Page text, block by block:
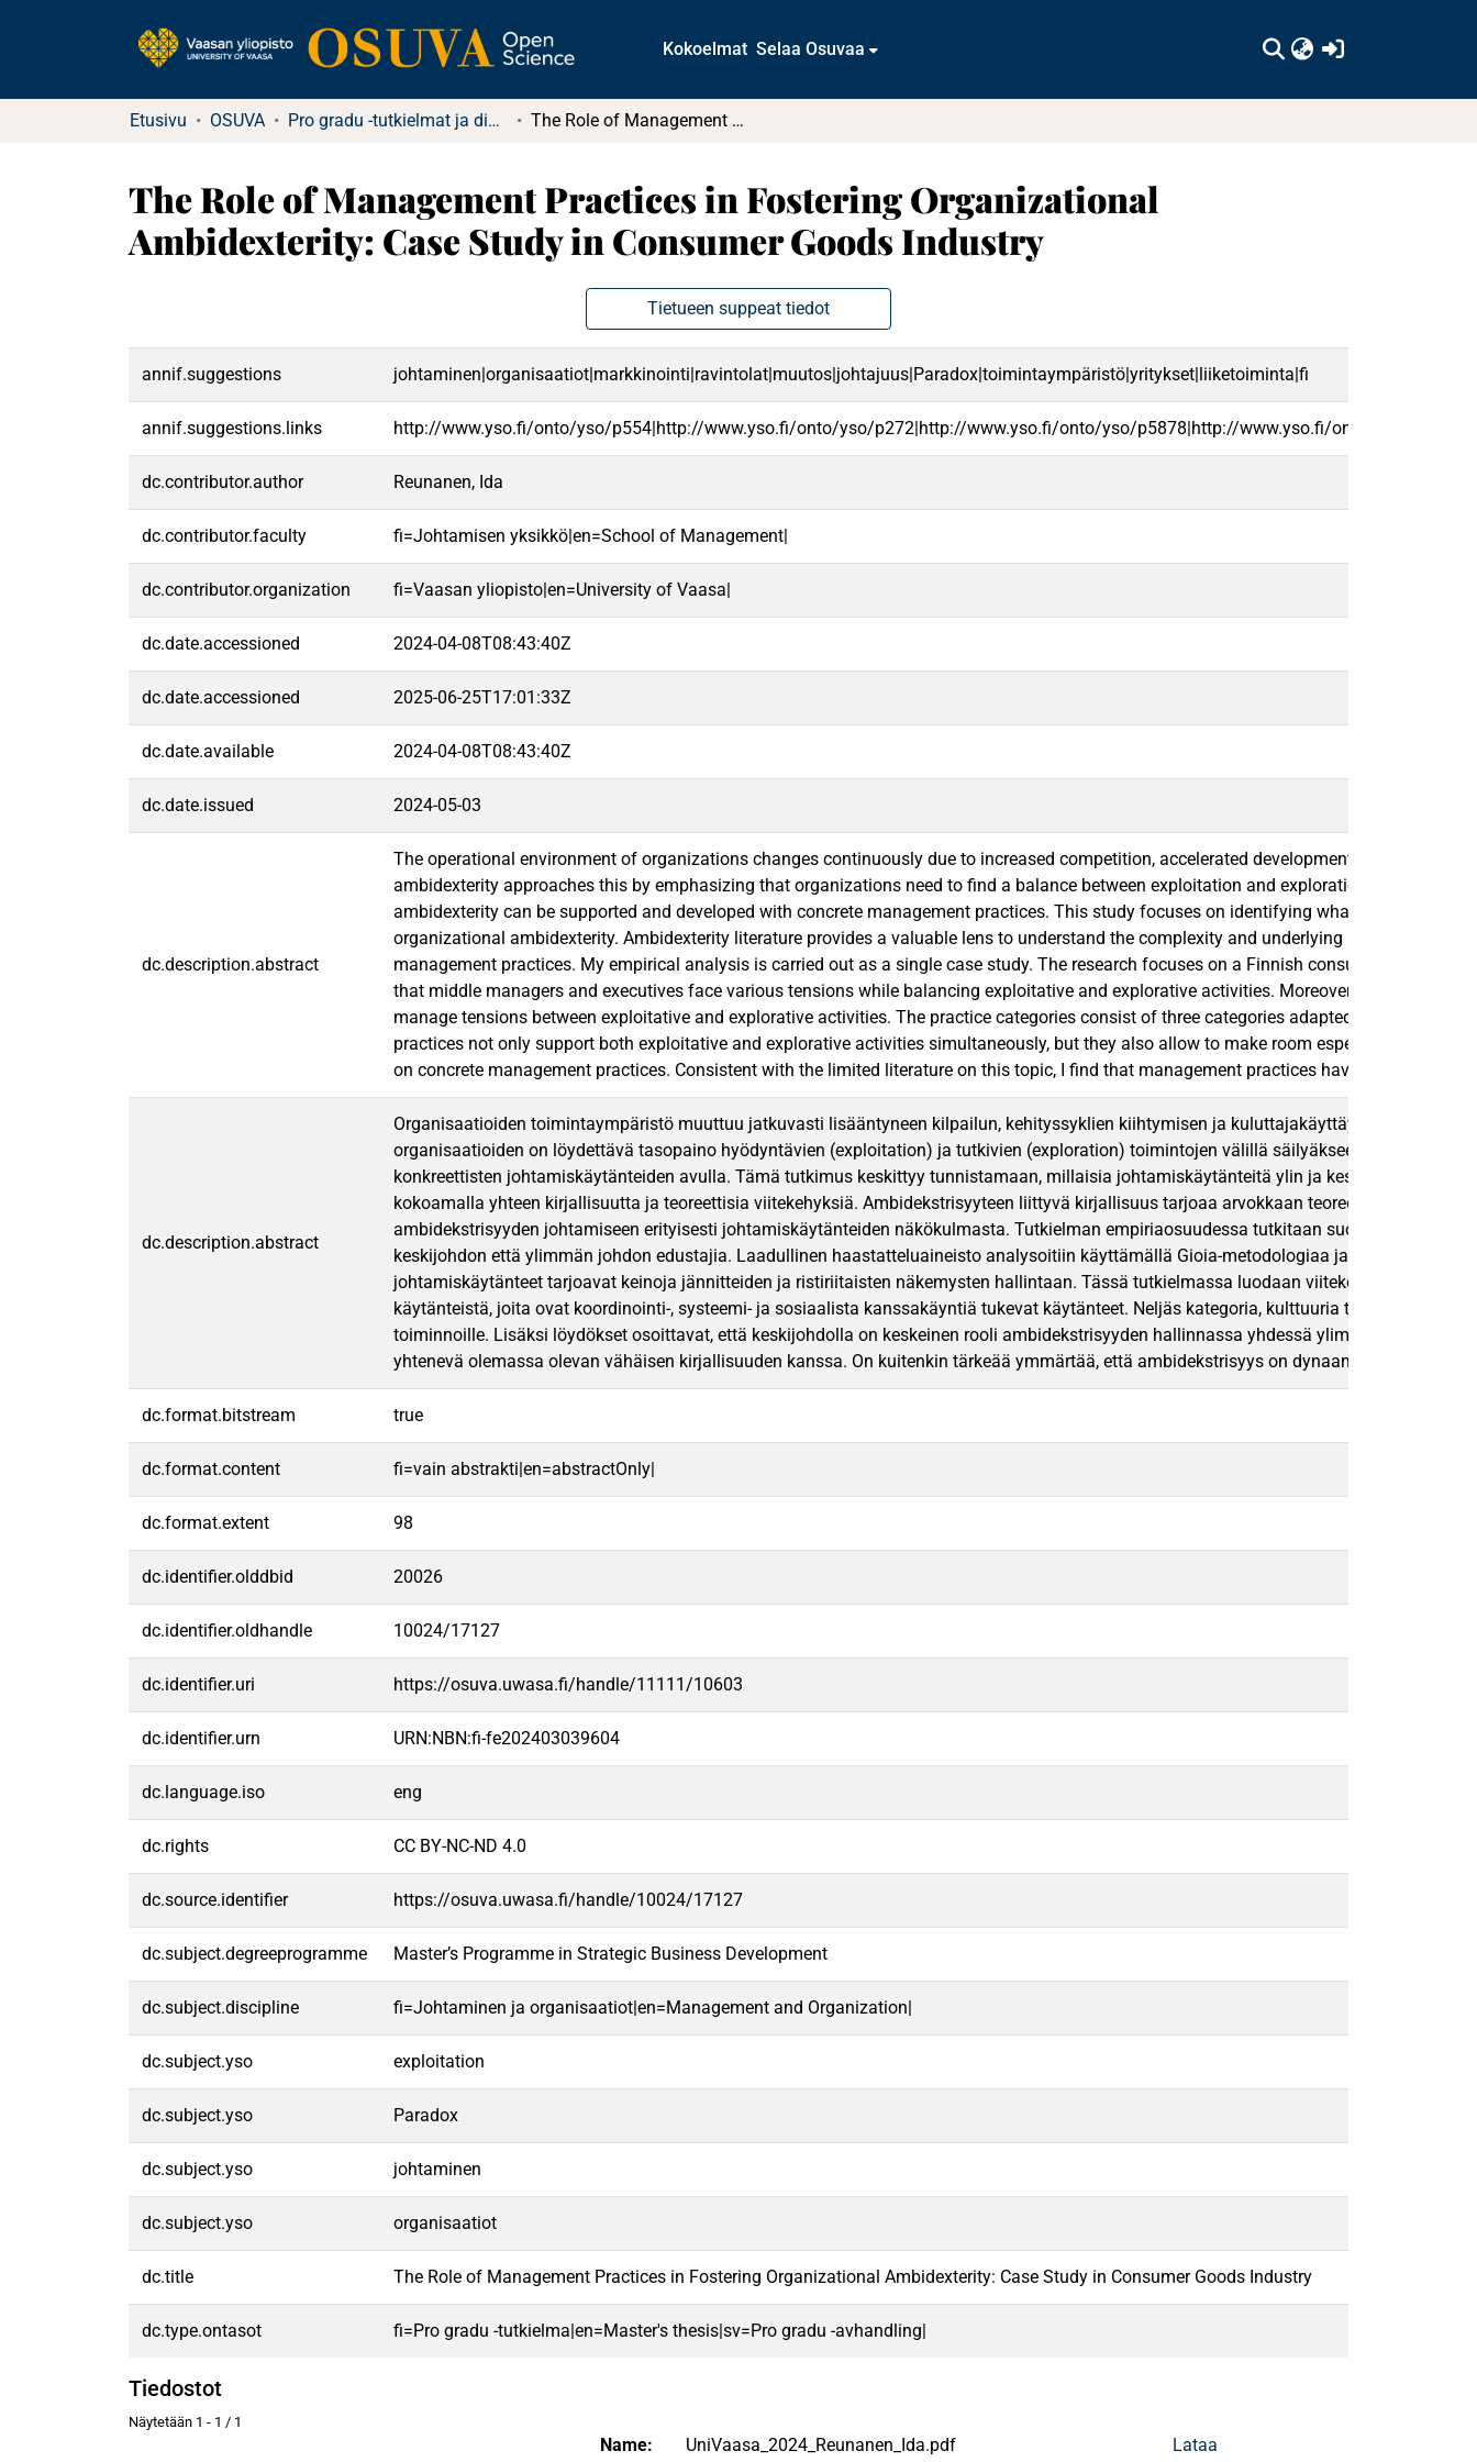
Kokoelmat Selaa Osuvaa
Etusivu OSUVA Pro gradu -tutkielmat ja diplomityöt The Role of Management Practices in Fostering Organizational Ambidexterity: Case Study in Consumer Goods Industry
The Role of Management Practices in Fostering Organizational
Ambidexterity: Case Study in Consumer Goods Industry
Tietueen suppeat tiedot
annif.suggestions johtaminen|organisaatiot|markkinointi|ravintolat|muutos|johtajuus|Paradox|toimintaympäristö|yritykset|liiketoiminta|fi
annif.suggestions.links http://www.yso.fi/onto/yso/p554|http://www.yso.fi/onto/yso/p272|http://www.yso.fi/onto/yso/p5878|http://www.yso.fi/onto/yso/
dc.contributor.author Reunanen, Ida
dc.contributor.faculty fi=Johtamisen yksikkö|en=School of Management|
dc.contributor.organization fi=Vaasan yliopisto|en=University of Vaasa|
dc.date.accessioned 2024-04-08T08:43:40Z
dc.date.accessioned 2025-06-25T17:01:33Z
dc.date.available 2024-04-08T08:43:40Z
dc.date.issued 2024-05-03
dc.description.abstract
The operational environment of organizations changes continuously due to increased competition, accelerated development cycles, and
ambidexterity approaches this by emphasizing that organizations need to find a balance between exploitation and exploration to
ambidexterity can be supported and developed with concrete management practices. This study focuses on identifying what types of
organizational ambidexterity. Ambidexterity literature provides a valuable lens to understand the complexity and underlying ideological
management practices. My empirical analysis is carried out as a single case study. The research focuses on a Finnish consumer goods
that middle managers and executives face various tensions while balancing exploitative and explorative activities. Moreover, I find that
manage tensions between exploitative and explorative activities. The practice categories consist of three categories adapted from
practices not only support both exploitative and explorative activities simultaneously, but they also allow to make room especially for
on concrete management practices. Consistent with the limited literature on this topic, I find that management practices have a central
dc.description.abstract
Organisaatioiden toimintaympäristö muuttuu jatkuvasti lisääntyneen kilpailun, kehityssyklien kiihtymisen ja kuluttajakäyttäytymisen
organisaatioiden on löydettävä tasopaino hyödyntävien (exploitation) ja tutkivien (exploration) toimintojen välillä säilyäkseen
konkreettisten johtamiskäytänteiden avulla. Tämä tutkimus keskittyy tunnistamaan, millaisia johtamiskäytänteitä ylin ja keskijohto
kokoamalla yhteen kirjallisuutta ja teoreettisia viitekehyksiä. Ambidekstrisyyteen liittyvä kirjallisuus tarjoaa arvokkaan teoreettisen
ambidekstrisyyden johtamiseen erityisesti johtamiskäytänteiden näkökulmasta. Tutkielman empiriaosuudessa tutkitaan suomalaista
keskijohdon että ylimmän johdon edustajia. Laadullinen haastatteluaineisto analysoitiin käyttämällä Gioia-metodologiaa ja temaattista
johtamiskäytänteet tarjoavat keinoja jännitteiden ja ristiriitaisten näkemysten hallintaan. Tässä tutkielmassa luodaan viitekehys, joka
käytänteistä, joita ovat koordinointi-, systeemi- ja sosiaalista kanssakäyntiä tukevat käytänteet. Neljäs kategoria, kulttuuria tukevat
toiminnoille. Lisäksi löydökset osoittavat, että keskijohdolla on keskeinen rooli ambidekstrisyyden hallinnassa yhdessä ylimmän johdon
yhtenevä olemassa olevan vähäisen kirjallisuuden kanssa. On kuitenkin tärkeää ymmärtää, että ambidekstrisyys on dynaaminen
dc.format.bitstream true
dc.format.content fi=vain abstrakti|en=abstractOnly|
dc.format.extent 98
dc.identifier.olddbid 20026
dc.identifier.oldhandle 10024/17127
dc.identifier.uri https://osuva.uwasa.fi/handle/11111/10603
dc.identifier.urn URN:NBN:fi-fe202403039604
dc.language.iso eng
dc.rights CC BY-NC-ND 4.0
dc.source.identifier https://osuva.uwasa.fi/handle/10024/17127
dc.subject.degreeprogramme Master’s Programme in Strategic Business Development
dc.subject.discipline fi=Johtaminen ja organisaatiot|en=Management and Organization|
dc.subject.yso exploitation
dc.subject.yso Paradox
dc.subject.yso johtaminen
dc.subject.yso organisaatiot
dc.title The Role of Management Practices in Fostering Organizational Ambidexterity: Case Study in Consumer Goods Industry
dc.type.ontasot fi=Pro gradu -tutkielma|en=Master's thesis|sv=Pro gradu -avhandling|
Tiedostot
Näytetään 1 - 1 / 1
Name: UniVaasa_2024_Reunanen_Ida.pdf Lataa